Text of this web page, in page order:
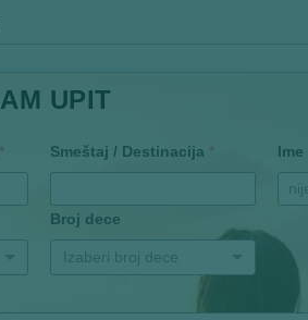
UPIT
* Smeštaj / Destinacija * Ime
Broj dece
Izaberi broj dece